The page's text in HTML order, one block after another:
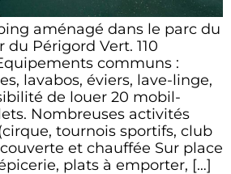
aménagé dans le parc du
Périgord Vert. 110
communs :
lavabos, éviers, lave-linge,
de louer 20 mobil-
Nombreuses activités
tournois sportifs, club
et chauffée Sur place
plats à emporter, […]